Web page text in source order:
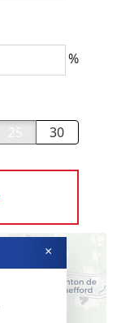
%
25 30
×